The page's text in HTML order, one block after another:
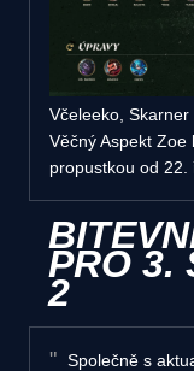
Včeleeko,
Věčný Aspekt Zoe
propustkou od 22.
PRO 3.
2
Společně s